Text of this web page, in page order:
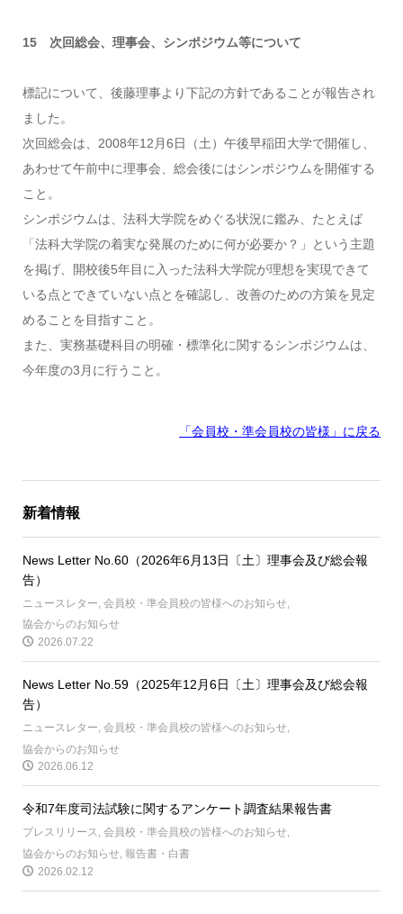
15 次回総会、理事会、シンポジウム等について
標記について、後藤理事より下記の方針であることが報告され
ました。
次回総会は、2008年12月6日（土）午後早稲田大学で開催し、
あわせて午前中に理事会、総会後にはシンポジウムを開催する
こと。
シンポジウムは、法科大学院をめぐる状況に鑑み、たとえば
「法科大学院の着実な発展のために何が必要か？」という主題
を掲げ、開校後5年目に入った法科大学院が理想を実現できて
いる点とできていない点とを確認し、改善のための方策を見定
めることを目指すこと。
また、実務基礎科目の明確・標準化に関するシンポジウムは、
今年度の3月に行うこと。
「会員校・準会員校の皆様」に戻る
新着情報
News Letter No.60（2026年6月13日〔土〕理事会及び総会報
告）
ニュースレター 会員校・準会員校の皆様へのお知らせ
協会からのお知らせ
2026.07.22
News Letter No.59（2025年12月6日〔土〕理事会及び総会報
告）
ニュースレター, 会員校・準会員校の皆様へのお知らせ,
協会からのお知らせ
2026.06.12
令和7年度司法試験に関するアンケート調査結果報告書
プレスリリース, 会員校・準会員校の皆様へのお知らせ,
協会からのお知らせ 報告書・白書
2026.02.12